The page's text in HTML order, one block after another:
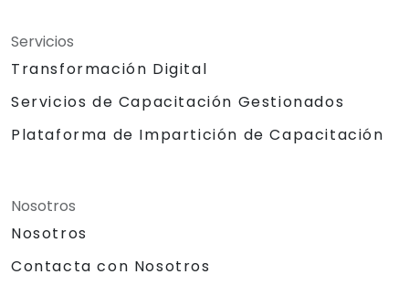
Servicios
Transformación Digital
Servicios de Capacitación Gestionados
Plataforma de Impartición de Capacitación
Nosotros
Nosotros
Contacta con Nosotros